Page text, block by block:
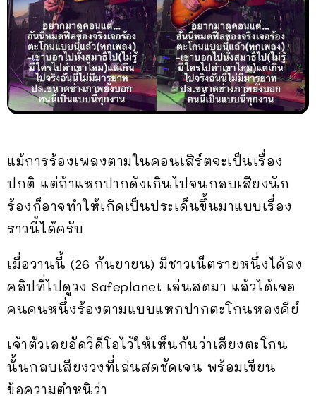
แม้การร้องเพลงตามในคอนเสิร์ตจะเป็นเรื่อง
ปกติ แต่ถ้าแหกปากดังเกินไปจนกลบเสียงนัก
ร้องก็อาจทำให้เกิดเป็นประเด็นขึ้นมาแบบเรื่อง
ราวนี้ได้ครับ
เมื่อวานนี้ (26 กันยายน) มีชาวเน็ตรายหนึ่งได้ลง
คลิปที่ไปดูวง Safeplanet เล่นสดมา แล้วได้เจอ
คนคนหนึ่งร้องตามแบบแหกปากตะโกนหลงคีย์
เจ้าตัวเลยอัดวิดีโอไว้ให้เห็นกันว่าเสียงตะโกน
นั้นกลบเสียงวงที่เล่นสดชัดเจน พร้อมเขียน
ข้อความตำหนิว่า